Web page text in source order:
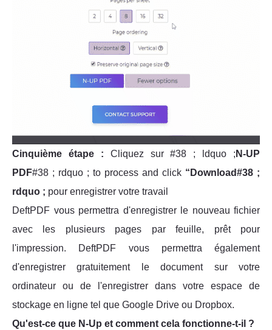
Cinquième étape : Cliquez sur #38 ; ldquo ; N-UP
PDF#38 ; rdquo ; to process and click “Download#38 ;
rdquo ; pour enregistrer votre travail
DeftPDF vous permettra d'enregistrer le nouveau fichier
avec les plusieurs pages par feuille, prêt pour
l'impression. DeftPDF vous permettra également
d'enregistrer gratuitement le document sur votre
ordinateur ou de l'enregistrer dans votre espace de
stockage en ligne tel que Google Drive ou Dropbox.
Qu'est-ce que N-Up et comment cela fonctionne-t-il ?